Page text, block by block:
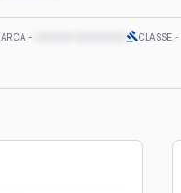
CLASSE